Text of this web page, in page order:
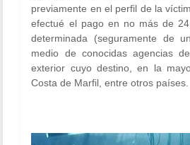
previamente en el perfil de la
efectué el pago en no más de
determinada (seguramente de
medio de conocidas agencias
exterior cuyo destino, en la
Costa de Marfil , entre otros países.